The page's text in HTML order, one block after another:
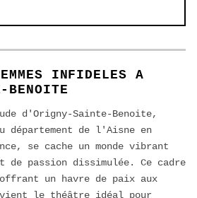
INFIDELES A
BENOITE
d'Origny-Sainte-Benoite,
département de l'Aisne en
se cache un monde vibrant
de passion dissimulée. Ce cadre
un havre de paix aux
le théâtre idéal pour